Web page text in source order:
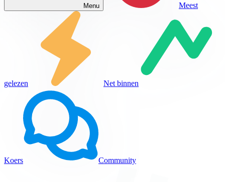
Menu Meest
gelezen Net binnen
Koers Community